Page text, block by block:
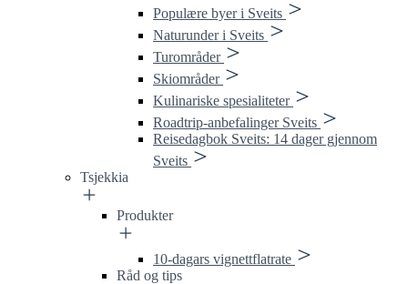
Populære byer i Sveits
Naturunder i Sveits
Turområder
Skiområder
Kulinariske spesialiteter
Roadtrip-anbefalinger Sveits
Reisedagbok Sveits: 14 dager gjennom
Sveits
Tsjekkia
Produkter
10-dagars vignettflatrate
Råd og tips